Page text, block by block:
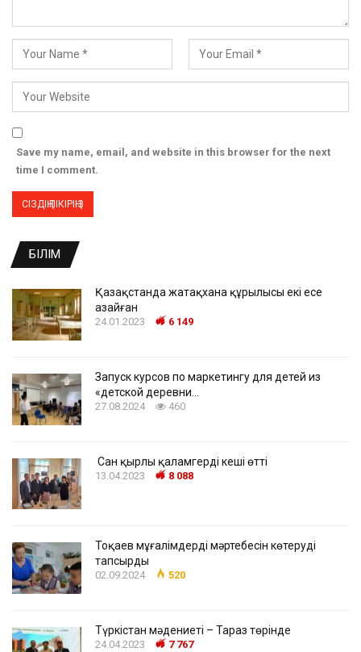
Save my name, email, and website in this browser for the next
time I comment.
БІЛІМ
Қазақстанда жатақхана құрылысы екі есе
азайған
24.01.2023 6 149
Запуск курсов по маркетингу для детей из
«детской деревни…
27.08.2024 460
Сан қырлы қаламгердің кеші өтті
13.04.2023 8 088
Тоқаев мұғалімдердің мәртебесін көтеруді
тапсырды
02.09.2024 520
Түркістан мәдениеті – Тараз төрінде
24.04.2023 7 767